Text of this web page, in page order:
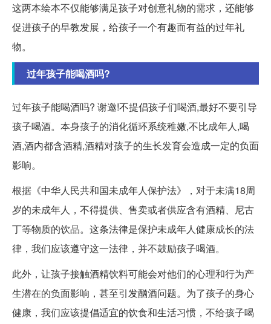
这两本绘本不仅能够满足孩子对创意礼物的需求，还能够
促进孩子的早教发展，给孩子一个有趣而有益的过年礼
物。
过年孩子能喝酒吗?
过年孩子能喝酒吗? 谢邀!不提倡孩子们喝酒,最好不要引导
孩子喝酒。本身孩子的消化循环系统稚嫩,不比成年人,喝
酒,酒内都含酒精,酒精对孩子的生长发育会造成一定的负面
影响。
根据《中华人民共和国未成年人保护法》，对于未满18周
岁的未成年人，不得提供、售卖或者供应含有酒精、尼古
丁等物质的饮品。这条法律是保护未成年人健康成长的法
律，我们应该遵守这一法律，并不鼓励孩子喝酒。
此外，让孩子接触酒精饮料可能会对他们的心理和行为产
生潜在的负面影响，甚至引发酗酒问题。为了孩子的身心
健康，我们应该提倡适宜的饮食和生活习惯，不给孩子喝